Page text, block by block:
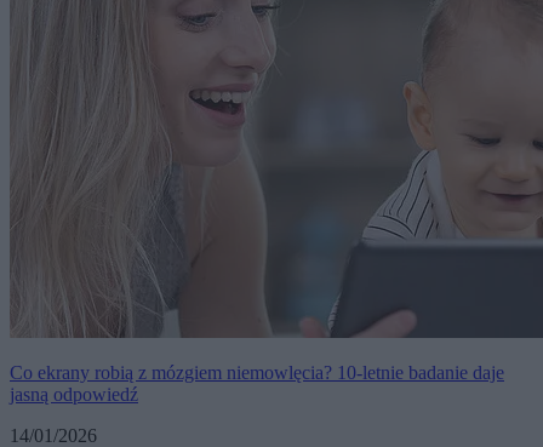
Co ekrany robią z mózgiem niemowlęcia? 10-letnie badanie daje
jasną odpowiedź
14/01/2026